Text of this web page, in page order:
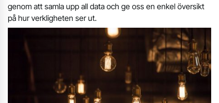
genom att samla upp all data och ge oss en enkel översikt
på hur verkligheten ser ut.